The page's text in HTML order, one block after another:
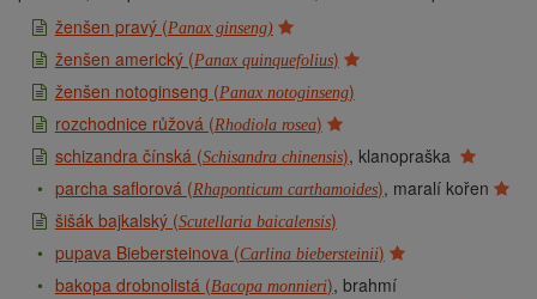
ženšen pravý (Panax ginseng)
ženšen americký (Panax quinquefolius)
ženšen notoginseng (Panax notoginseng)
rozchodnice růžová (Rhodiola rosea)
schizandra čínská (Schisandra chinensis), klanopraška
parcha saflorová (Rhaponticum carthamoides), maralí kořen
šišák bajkalský (Scutellaria baicalensis)
pupava Biebersteinova (Carlina biebersteinii)
bakopa drobnolistá (Bacopa monnieri), brahmí